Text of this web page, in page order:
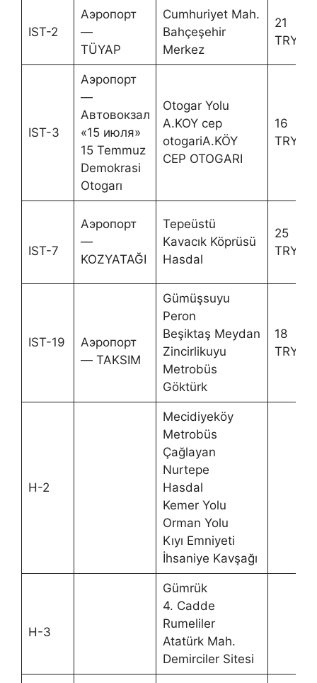
IST-2
Аэропорт
—
TÜYAP
Cumhuriyet Mah.
Bahçeşehir
Merkez
21
TRY
IST-3
Аэропорт
—
Автовокзал
«15 июля»
15 Temmuz
Demokrasi
Otogarı
Otogar Yolu
A.KOY cep
otogariA.KÖY
CEP OTOGARI
16
TRY
IST-7
Аэропорт
—
KOZYATAĞI
Tepeüstü
Kavacık Köprüsü
Hasdal
25
TRY
IST-19
Аэропорт
— TAKSIM
Gümüşsuyu
Peron
Beşiktaş Meydan
Zincirlikuyu
Metrobüs
Göktürk
18
TRY
H-2
Mecidiyeköy
Metrobüs
Çağlayan
Nurtepe
Hasdal
Kemer Yolu
Orman Yolu
Kıyı Emniyeti
İhsaniye Kavşağı
H-3
Gümrük
4. Cadde
Rumeliler
Atatürk Mah.
Demirciler Sitesi